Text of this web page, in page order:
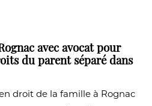
avec avocat pour
du parent séparé dans
droit de la famille à Rognac